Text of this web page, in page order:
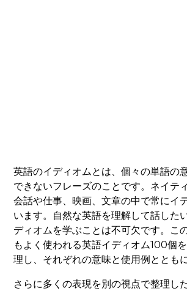
英語のイディオムとは、個々の単語の
できないフレーズのことです。ネイテ
会話や仕事、映画、文章の中で常にイ
います。自然な英語を理解して話した
ディオムを学ぶことは不可欠です。こ
もよく使われる英語イディオム100個
理し、それぞれの意味と使用例ととも
さらに多くの表現を別の視点で整理し